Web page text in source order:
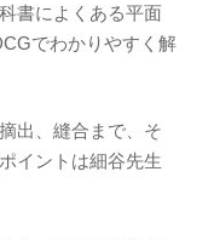
書によくある平面
でわかりやすく解
出、縫合まで、そ
イントは細谷先生